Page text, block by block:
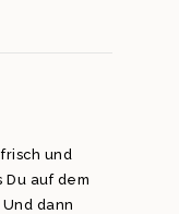
und
Du auf dem
dann